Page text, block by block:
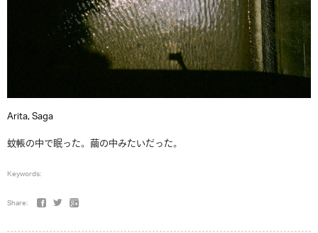
Arita, Saga
蚊帳の中で眠った。繭の中みたいだった。
Keywords:
Share: